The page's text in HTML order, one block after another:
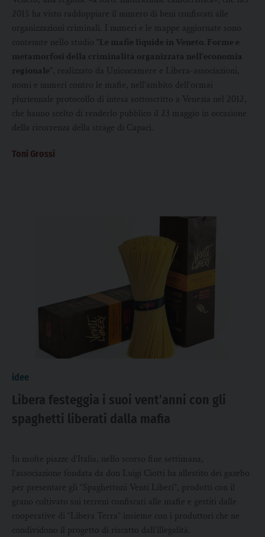
2015 ha visto raddoppiare il numero di beni confiscati alle
organizzazioni criminali. I numeri e le mappe aggiornate sono
contenute nello studio “Le mafie liquide in Veneto. Forme e
metamorfosi della criminalità organizzata nell’economia
regionale” , realizzato da Unioncamere e Libera-associazioni,
nomi e numeri contro le mafie, nell’ambito dell’ormai
pluriennale protocollo di intesa sottoscritto a Venezia nel 2012,
che hanno scelto di renderlo pubblico il 23 maggio in occasione
della ricorrenza della strage di Capaci.
Toni Grossi
idee
Libera festeggia i suoi vent’anni con gli
spaghetti liberati dalla mafia
In molte piazze d’Italia, nello scorso fine settimana,
l’associazione fondata da don Luigi Ciotti ha allestito dei gazebo
per presentare gli “Spaghettoni Venti Liberi”, prodotti con il
grano coltivato sui terreni confiscati alle mafie e gestiti dalle
cooperative di “Libera Terra” insieme con i produttori che ne
condividono il progetto di riscatto dall’illegalità.